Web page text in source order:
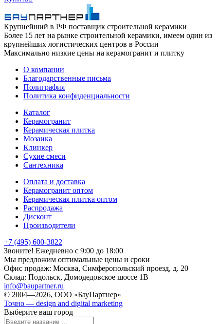
Крупнейший в РФ поставщик строительной керамики
Более 15 лет на рынке строительной керамики, имеем один из
крупнейших логистических центров в России
Максимально низкие цены на керамогранит и плитку
О компании
Благодарственные письма
Полиграфия
Политика конфиденциальности
Каталог
Керамогранит
Керамическая плитка
Мозаика
Клинкер
Сухие смеси
Сантехника
Оплата и доставка
Керамогранит оптом
Керамическая плитка оптом
Распродажа
Дисконт
Производители
+7 (495) 600-3822
Звоните! Ежедневно с 9:00 до 18:00
Мы предложим оптимальные цены и сроки
Офис продаж: Москва, Симферопольский проезд, д. 20
Склад: Подольск, Домодедовское шоссе 1В
info@baupartner.ru
© 2004—2026, ООО «БауПартнер»
Точно — design and digital marketing
Выберите ваш город